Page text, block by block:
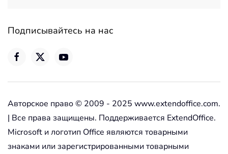
Подписывайтесь на нас
Авторское право © 2009 - 2025 www.extendoffice.com.
| Все права защищены. Поддерживается ExtendOffice.
Microsoft и логотип Office являются товарными
знаками или зарегистрированными товарными